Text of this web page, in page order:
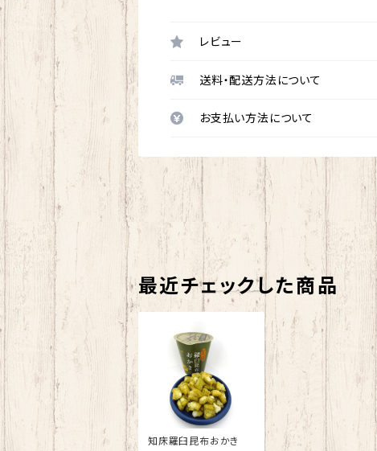
レビュー
送料・配送方法について
お支払い方法について
最近チェックした商品
知床羅臼昆布おかき